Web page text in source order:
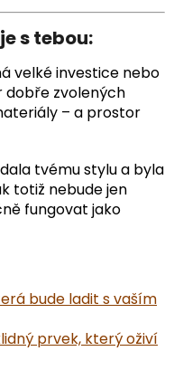
s tebou:
velké investice nebo
zvolených
– a prostor
tvému stylu a byla
totiž nebude jen
fungovat jako
bude ladit s vaším
prvek, který oživí